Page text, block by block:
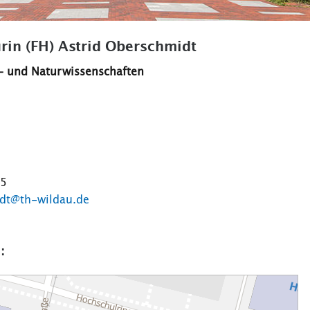
(FH) Astrid Oberschmidt
und Naturwissenschaften
wildau.de